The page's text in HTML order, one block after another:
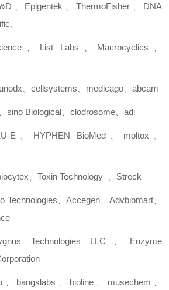
Epigentek 、ThermoFisher
DNA
List Labs Macrocyclics
cellsystems medicago abcam
sino Biological clodrosome adi
E HYPHEN BioMed、 moltox
Toxin Technology Streck
Technologies 、Accegen Advbiomart、
Technologies LLC
Enzyme
bangslabs bioline、 musechem